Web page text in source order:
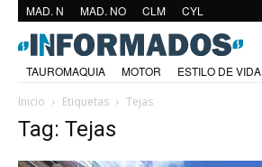
MAD. N MAD. NO CLM CYL
TAUROMAQUIA MOTOR
ESTILO DE VIDA
Inicio
Etiquetas Tejas
Tag: Tejas